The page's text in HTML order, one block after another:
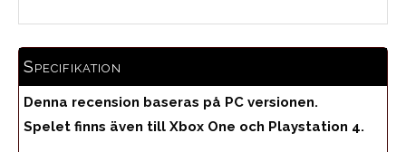
Specifikation
Denna recension baseras på PC versionen.
Spelet finns även till Xbox One och Playstation 4.